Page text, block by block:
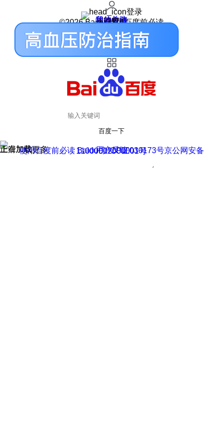
登录
我的关注
我的收藏
皮肤中心
用户反馈
设置
©2026 Baidu 使用百度前必读
百度一下
正在加载
上滑加载更多 用户反馈
使用百度前必读 Baidu 京ICP证030173号
京公网安备11000002000001号